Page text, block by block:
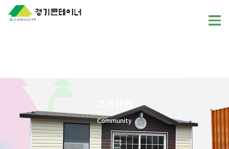
Warning: mysql_fetch_array(): supplied argument is not a valid
MySQL result resource in
/home/gunggictr/gungboard/view.php
Community